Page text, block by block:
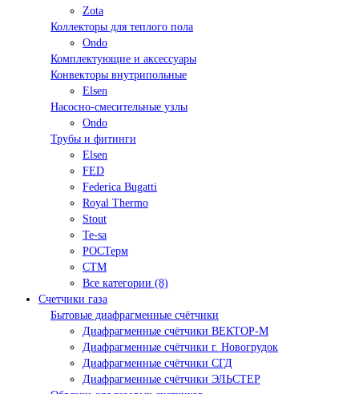
Zota
Коллекторы для теплого пола
Ondo
Комплектующие и аксессуары
Конвекторы внутрипольные
Elsen
Насосно-смесительные узлы
Ondo
Трубы и фитинги
Elsen
FED
Federica Bugatti
Royal Thermo
Stout
Te-sa
РОСТерм
СТМ
Все категории (8)
Счетчики газа
Бытовые диафрагменные счётчики
Диафрагменные счётчики ВЕКТОР-М
Диафрагменные счётчики г. Новогрудок
Диафрагменные счётчики СГД
Диафрагменные счётчики ЭЛЬСТЕР